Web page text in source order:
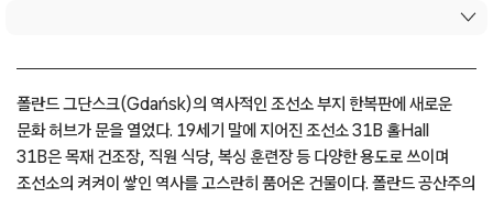
폴란드 그단스크(Gdańsk)의 역사적인 조선소 부지 한복판에 새로운
문화 허브가 문을 열었다. 19세기 말에 지어진 조선소 31B 홀Hall
31B은 목재 건조장, 직원 식당, 복싱 훈련장 등 다양한 용도로 쓰이며
조선소의 켜켜이 쌓인 역사를 고스란히 품어온 건물이다. 폴란드 공산주의